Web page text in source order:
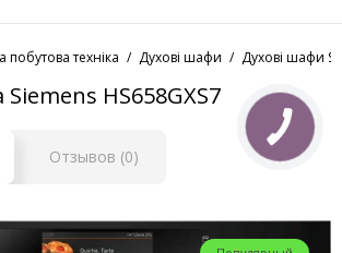
побутова техніка Духові шафи Духові шафи
HS658GXS7
Отзывов (0)